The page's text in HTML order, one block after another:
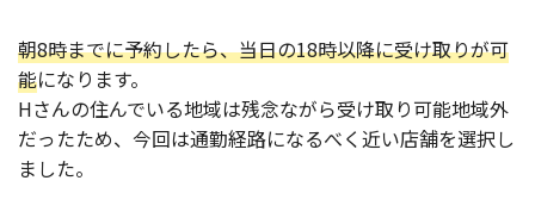
朝8時までに予約したら、当日の18時以降に受け取りが可
能になります。
Hさんの住んでいる地域は残念ながら受け取り可能地域外
だったため、今回は通勤経路になるべく近い店舗を選択し
ました。